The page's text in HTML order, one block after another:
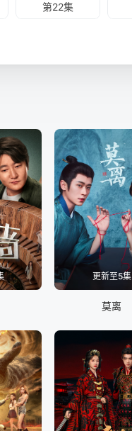
第22集
更新至5集
莫离